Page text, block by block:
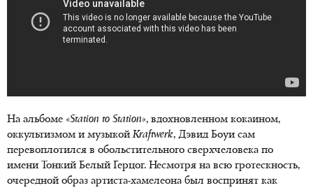
На альбоме «Station to Station», вдохновленном кокаином,
оккультизмом и музыкойKraftwerk, Дэвид Боуи сам
перевоплотился в обольстительного сверхчеловека по
имени Тонкий Белый Герцог. Несмотря на всю гротескность,
очередной образ артиста-хамелеона был воспринят как